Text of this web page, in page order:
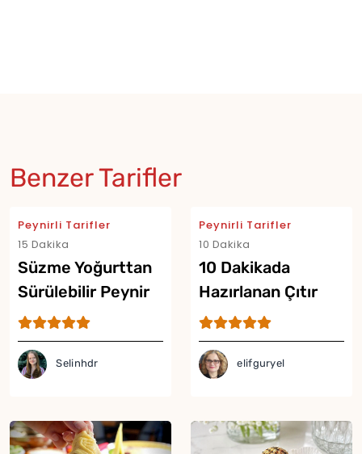
Benzer Tarifler
Peynirli Tarifler
15 Dakika
Süzme Yoğurttan
Sürülebilir Peynir
Tarifi
Selinhdr
Peynirli Tarifler
10 Dakika
10 Dakikada
Hazırlanan Çıtır
Peynir Cipsi Tarifi
elifguryel